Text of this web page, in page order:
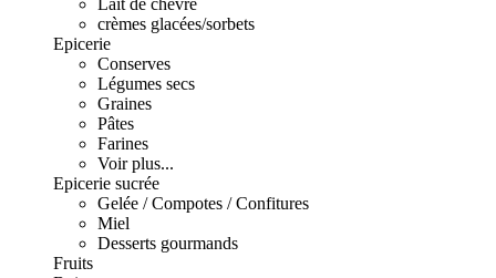
Lait de chèvre
crèmes glacées/sorbets
Epicerie
Conserves
Légumes secs
Graines
Pâtes
Farines
Voir plus...
Epicerie sucrée
Gelée / Compotes / Confitures
Miel
Desserts gourmands
Fruits